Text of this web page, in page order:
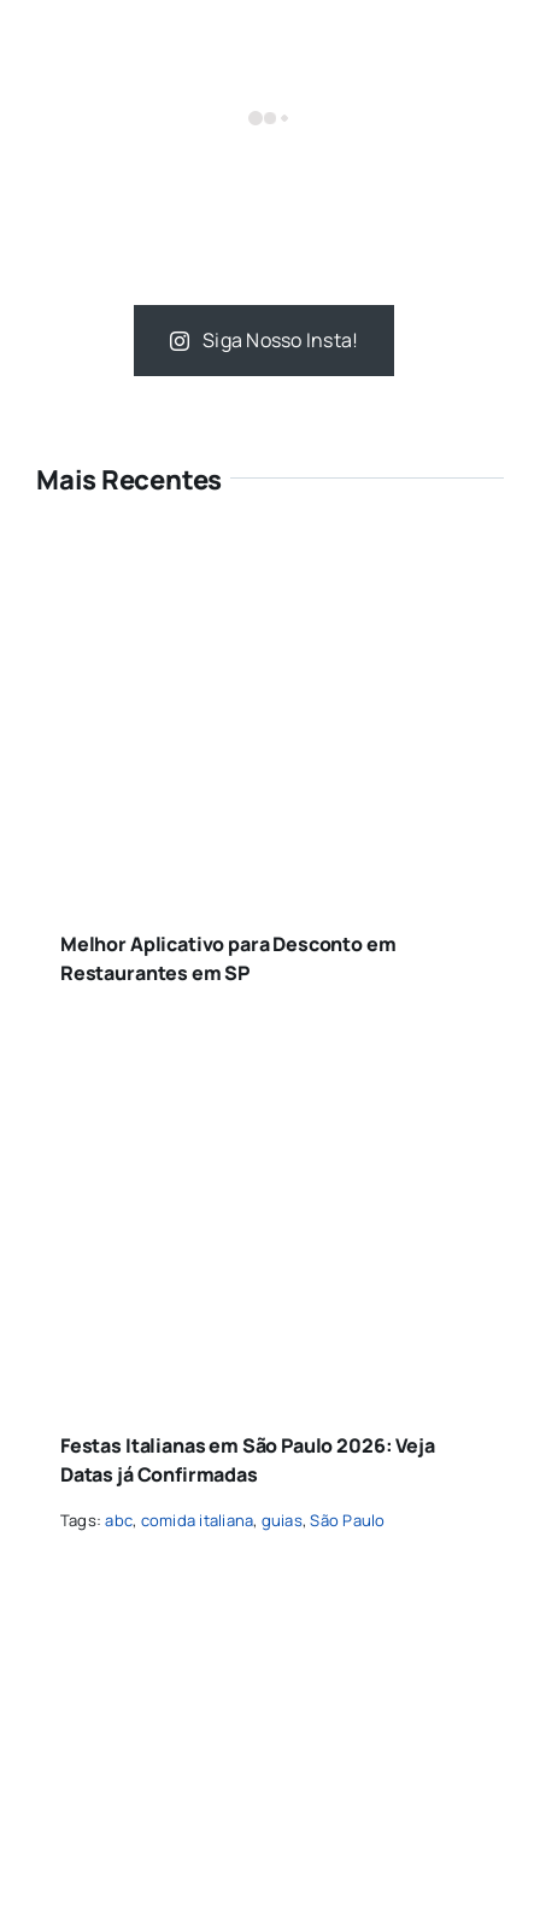
Siga Nosso Insta!
Mais Recentes
Melhor Aplicativo para Desconto em
Restaurantes em SP
Festas Italianas em São Paulo 2026: Veja
Datas já Confirmadas
Tags:abc, comida italiana, guias,São Paulo